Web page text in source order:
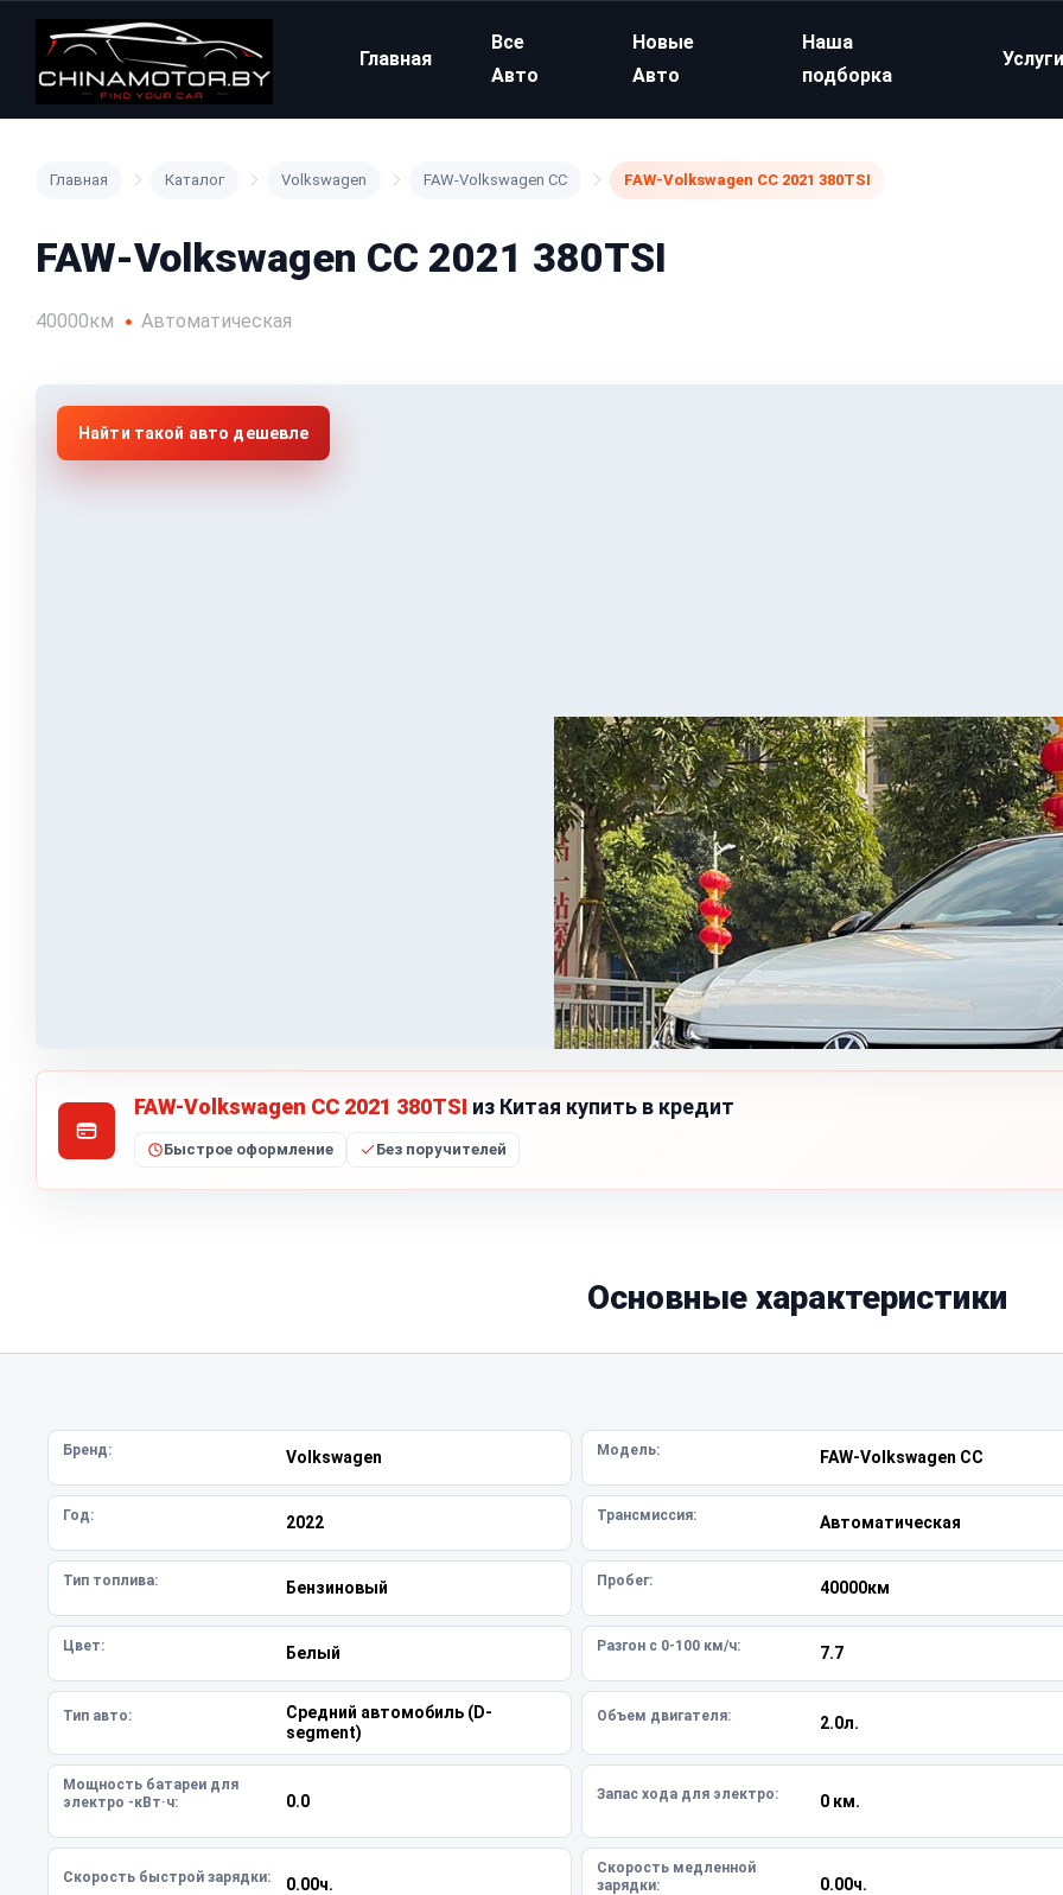
Главная
Все
Авто
Новые
Авто
Наша
подборка
Главная Каталог Volkswagen FAW-Volkswagen CC FAW-Volkswagen CC 2021 380TSI
FAW-Volkswagen CC 2021 380TSI
40000км Автоматическая
Найти такой авто дешевле
FAW-Volkswagen CC 2021 380TSI из Китая купить в кредит
Быстрое оформление Без поручителей
Основные характеристики
Бренд: Volkswagen Модель: FAW-Volkswagen CC
Год: 2022 Трансмиссия: Автоматическая
Тип топлива: Бензиновый Пробег: 40000км
Цвет: Белый Разгон с 0-100 км/ч: 7.7
Тип авто:
Средний автомобиль (D-
segment)
Объем двигателя: 2.0л.
Мощность батареи для
электро -кВт·ч:
0.0 Запас хода для электро: 0 км.
Скорость быстрой зарядки: 0.00ч.
Скорость медленной
зарядки:
0.00ч.